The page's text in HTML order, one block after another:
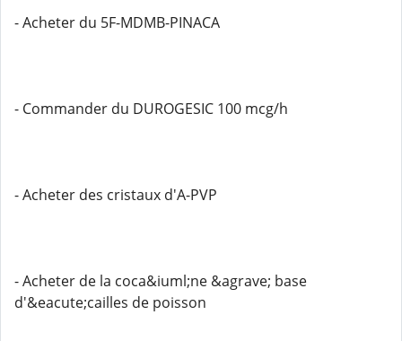
- Acheter du 5F-MDMB-PINACA
- Commander du DUROGESIC 100 mcg/h
- Acheter des cristaux d'A-PVP
- Acheter de la coca&iuml;ne &agrave; base
d'&eacute;cailles de poisson